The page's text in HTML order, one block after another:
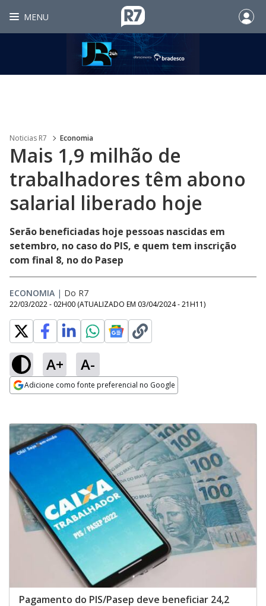
MENU
Noticias R7 Economia
Mais 1,9 milhão de
trabalhadores têm abono
salarial liberado hoje
Serão beneficiadas hoje pessoas nascidas em
setembro, no caso do PIS, e quem tem inscrição
com final 8, no do Pasep
ECONOMIA | Do R7
22/03/2022 - 02H00 (ATUALIZADO EM 03/04/2024 - 21H11)
A+ A-
Adicione como fonte preferencial no Google
Pagamento do PIS/Pasep deve beneficiar 24,2